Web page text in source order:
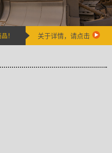
！ 关于详情，请点击